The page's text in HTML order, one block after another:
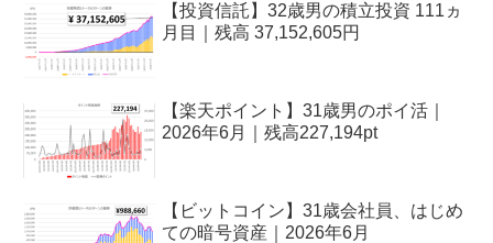
【投資信託】32歳男の積立投資 111ヵ
月目｜残高 37,152,605円
【楽天ポイント】31歳男のポイ活｜
2026年6月｜残高227,194pt
【ビットコイン】31歳会社員、はじめ
ての暗号資産｜2026年6月